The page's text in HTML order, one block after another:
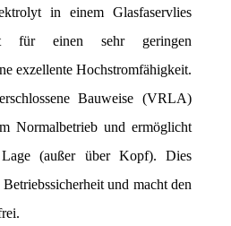
in einem Glasfaservlies
für einen sehr geringen
exzellente Hochstromfähigkeit.
Bauweise (VRLA)
Normalbetrieb und ermöglicht
(außer über Kopf). Dies
und macht den